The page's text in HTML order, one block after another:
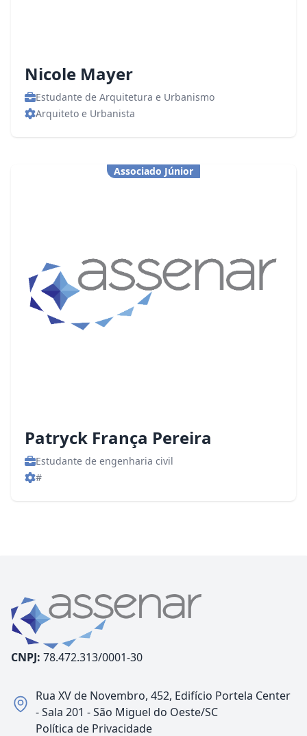
Nicole Mayer
Estudante de Arquitetura e Urbanismo
Arquiteto e Urbanista
Associado Júnior
Patryck França Pereira
Estudante de engenharia civil
#
CNPJ: 78.472.313/0001-30
Rua XV de Novembro, 452, Edifício Portela Center
- Sala 201 - São Miguel do Oeste/SC
Política de Privacidade